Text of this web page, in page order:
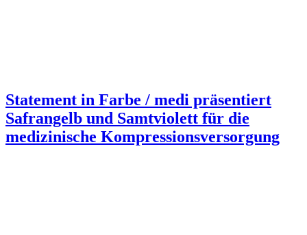
Statement in Farbe / medi präsentiert
Safrangelb und Samtviolett für die
medizinische Kompressionsversorgung